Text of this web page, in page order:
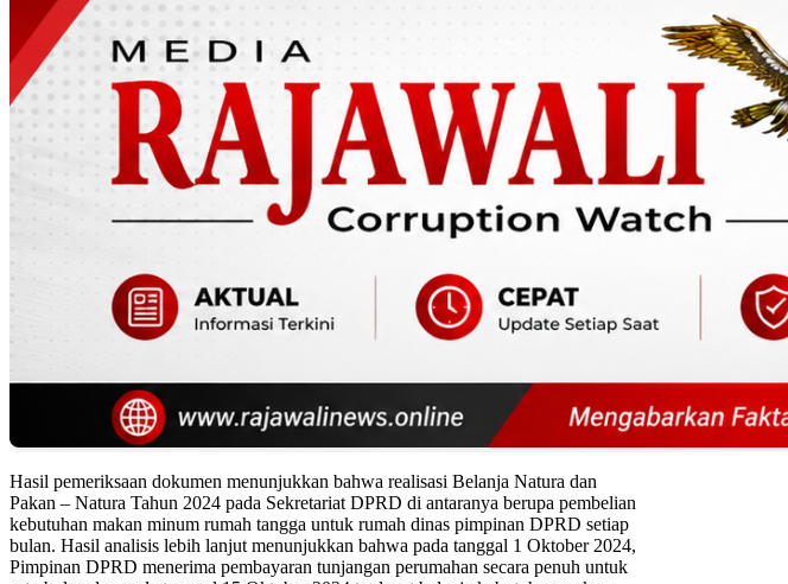
Hasil pemeriksaan dokumen menunjukkan bahwa realisasi Belanja Natura dan
Pakan – Natura Tahun 2024 pada Sekretariat DPRD di antaranya berupa pembelian
kebutuhan makan minum rumah tangga untuk rumah dinas pimpinan DPRD setiap
bulan. Hasil analisis lebih lanjut menunjukkan bahwa pada tanggal 1 Oktober 2024,
Pimpinan DPRD menerima pembayaran tunjangan perumahan secara penuh untuk